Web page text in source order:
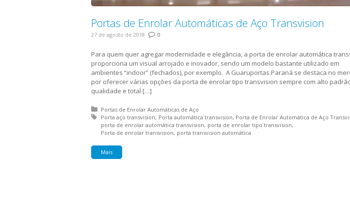
Portas de Enrolar Automáticas de Aço Transvision
27 de agosto de 2018 0
Para quem quer agregar modernidade e elegância, a porta de enrolar automática
proporciona um visual arrojado e inovador, sendo um modelo bastante utilizado em
ambientes “indoor” (fechados), por exemplo. A Guaruportas Paraná se destaca no
por oferecer várias opções da porta de enrolar tipo transvision sempre com alto
qualidade e total […]
Posted in:
Portas de Enrolar Automáticas de Aço
Tagged with:
Porta aço transvision Porta automática transvision Porta de Enrolar Automática de Aço
porta de enrolar automática transvision porta de enrolar tipo transvision
Porta de enrolar transvision porta transvision automática
Mais